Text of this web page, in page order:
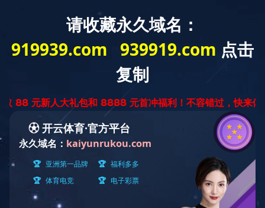
版
特殊拉片系列
产品世界